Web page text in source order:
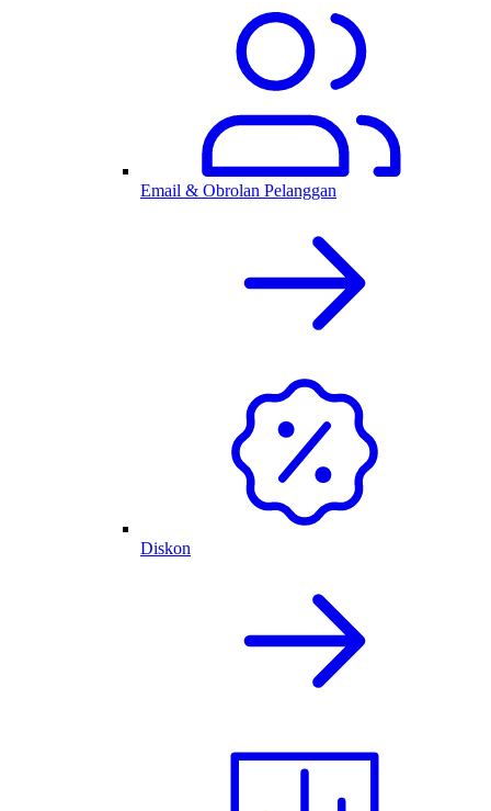
Email & Obrolan Pelanggan
Diskon